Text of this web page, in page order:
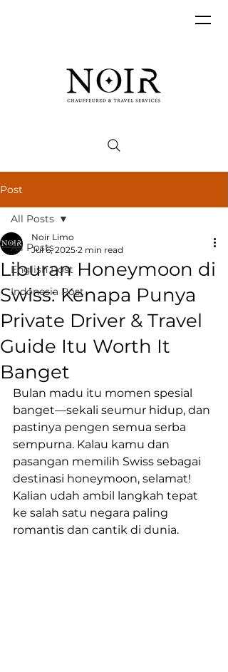
Post
All Posts
English Post
Indonesia Post
All Posts
Liburan Honeymoon di
Swiss: Kenapa Punya
Private Driver & Travel
Guide Itu Worth It
Banget
Noir Limo
Jul 6, 2025 2 min read
Bulan madu itu momen spesial
banget—sekali seumur hidup, dan
pastinya pengen semua serba
sempurna. Kalau kamu dan
pasangan memilih Swiss sebagai
destinasi honeymoon, selamat!
Kalian udah ambil langkah tepat
ke salah satu negara paling
romantis dan cantik di dunia.